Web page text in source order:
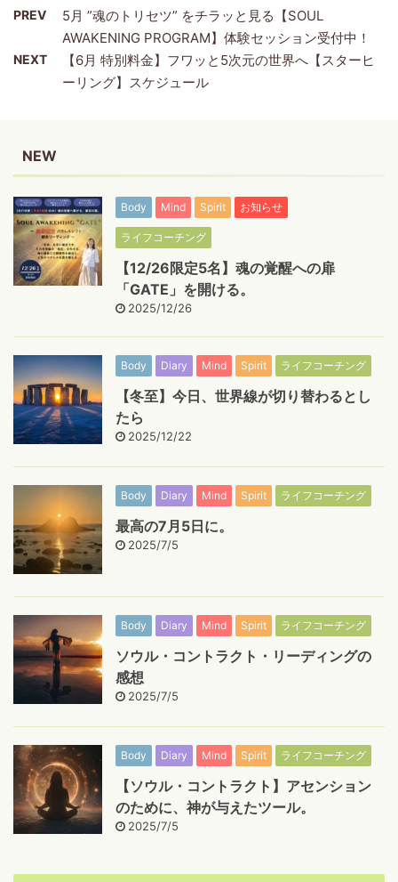
PREV
5月 ”魂のトリセツ” をチラッと見る【SOUL
AWAKENING PROGRAM】体験セッション受付中！
NEXT
【6月 特別料金】フワッと5次元の世界へ【スターヒ
ーリング】スケジュール
NEW
Body Mind Spirit お知らせ
ライフコーチング
【12/26限定5名】魂の覚醒への扉
「GATE」を開ける。
2025/12/26
Body Diary Mind Spirit ライフコーチング
【冬至】今日、世界線が切り替わるとし
たら
2025/12/22
Body Diary Mind Spirit ライフコーチング
最高の7月5日に。
2025/7/5
Body Diary Mind Spirit ライフコーチング
ソウル・コントラクト・リーディングの
感想
2025/7/5
Body Diary Mind Spirit ライフコーチング
【ソウル・コントラクト】アセンション
のために、神が与えたツール。
2025/7/5